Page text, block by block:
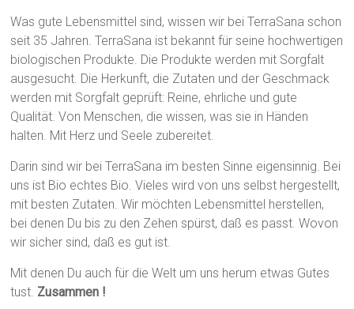
Was gute Lebensmittel sind, wissen wir bei TerraSana schon
seit 35 Jahren. TerraSana ist bekannt für seine hochwertigen
biologischen Produkte. Die Produkte werden mit Sorgfalt
ausgesucht. Die Herkunft, die Zutaten und der Geschmack
werden mit Sorgfalt geprüft: Reine, ehrliche und gute
Qualität. Von Menschen, die wissen, was sie in Händen
halten. Mit Herz und Seele zubereitet.
Darin sind wir bei TerraSana im besten Sinne eigensinnig. Bei
uns ist Bio echtes Bio. Vieles wird von uns selbst hergestellt,
mit besten Zutaten. Wir möchten Lebensmittel herstellen,
bei denen Du bis zu den Zehen spürst, daß es passt. Wovon
wir sicher sind, daß es gut ist.
Mit denen Du auch für die Welt um uns herum etwas Gutes
tust. Zusammen !